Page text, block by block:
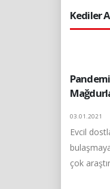
Kediler
03.01.2021
Evcil
çok